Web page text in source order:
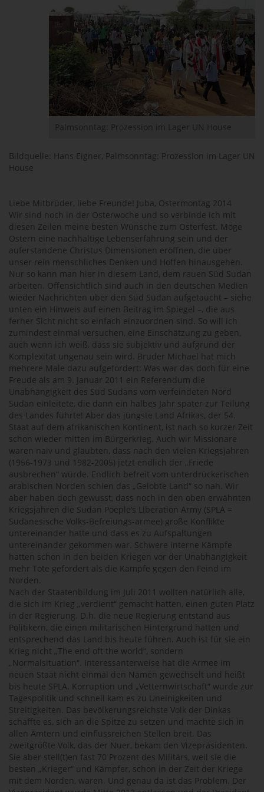
Palmsonntag: Prozession im Lager UN House
Bildquelle: Hans Eigner, Palmsonntag: Prozession im Lager UN
House
Liebe Mitbrüder, liebe Freunde! Juba, Ostermontag 2014
Wir sind noch in der Osterwoche und so verbinde ich mit
diesen Zeilen meine besten Wünsche zum Osterfest. Möge
Ostern eine nachhaltige Lebenserfahrung sein und der
auferstandene Christus Dimensionen eröffnen, die über
unser rein menschliches Denken und Hoffen hinausgehen.
Nur so kann man hier in diesem Land, dem rauen Süd Sudan
arbeiten. Offensichtlich sind auch in den deutschen Medien
wieder Nachrichten über den Süd Sudan aufgetaucht – siehe
unten ein Hinweis auf einen Beitrag im Spiegel –, die aus
ferner Sicht nicht so einfach einzuordnen sind. So will ich
zumindest einmal versuchen, eine Einschätzung zu geben,
auch wenn ich weiß, dass sie subjektiv und aufgrund der
Komplexität ungenau sein wird. Bruder Michael hat mich
mehrere Male dazu aufgefordert: Was war das doch für eine
Freude als am 9. Januar 2011 ein Referendum die
Unabhängigkeit des Süd Sudans vom verfeindeten Nord
Sudan einleitete, die dann ein halbes Jahr später zur Teilung
des Landes führte! Aber das jüngste Land Afrikas, der 54.
Staat auf dem afrikanischen Kontinent, ist nach so kurzer Zeit
schon wieder mitten im Bürgerkrieg. Auch wir Missionare
waren naiv und glaubten, dass nach den vielen Kriegsjahren
(1956-1973 und 1982-2005) jetzt endlich der „Friede
ausbrechen“ würde. Endlich befreit vom unterdrückerischen
arabischen Norden schien das „Gelobte Land“ so nah. Wir
aber haben doch gewusst, dass noch in den oben erwähnten
Kriegsjahren die Sudan Poeple‘s Liberation Army (SPLA =
Sudanesische Volks-Befreiungs-armee) große Konflikte
untereinander hatte und dass es zu Aufspaltungen
untereinander gekommen war. Schwere interne Kämpfe
hatten schon in den beiden Kriegen vor der Unabhängigkeit
mehr Tote gefordert als die Kämpfe gegen den Feind im
Norden.
Nach der Staatenbildung im Juli 2011 wollten natürlich alle,
die sich im Krieg „verdient“ gemacht hatten, einen guten Platz
in der Regierung. D.h. die neue Regierung entstand aus
Politikern, die einen militärischen Hintergrund hatten und
entsprechend das Land bis heute führen. Auch ist für sie ein
Krieg nicht „The end oft the world“, sondern
„Normalsituation“. Interessanterweise hat die Armee im
neuen Staat nicht einmal den Namen gewechselt und heißt
bis heute SPLA. Korruption und „Vetternwirtschaft“ wurde zur
Tagespolitik und schnell kam es zu Uneinigkeiten und
Streitigkeiten. Das bevölkerungsreichste Volk der Dinkas
schaffte es, sich an die Spitze zu setzen und machte sich in
allen Ämtern und einflussreichen Stellen breit. Das
zweitgrößte Volk, das der Nuer, bekam den Vizepräsidenten.
Sie aber stell(t)en fast 70 Prozent des Militärs, weil sie die
besten „Krieger“ und Kämpfer, schon in der Zeit der Kriege
mit dem Norden, waren. Und genau da ist das Problem. Der